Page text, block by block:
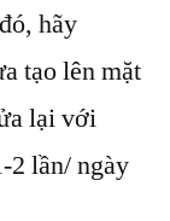
hãy
tạo lên mặt
lại với
2 lần/ ngày